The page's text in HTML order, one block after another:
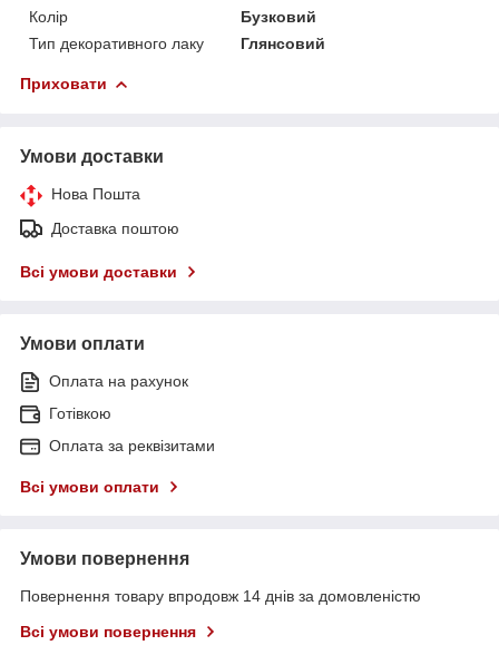
Колір
Бузковий
Тип декоративного лаку
Глянсовий
Приховати
Умови доставки
Нова Пошта
Доставка поштою
Всі умови доставки
Умови оплати
Оплата на рахунок
Готівкою
Оплата за реквізитами
Всі умови оплати
Умови повернення
Повернення товару впродовж 14 днів за домовленістю
Всі умови повернення